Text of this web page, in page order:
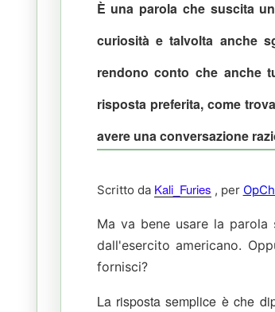
È una parola che suscita
curiosità e talvolta anche
rendono conto che anche
risposta preferita, come
avere una conversazione
Scritto da Kali_Furies , per
Ma va bene usare la parola
dall'esercito americano.
fornisci?
La risposta semplice è che